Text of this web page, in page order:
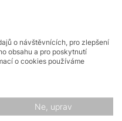
díky prodyšným a
kapsy.
o návštěvnících, pro zlepšení
obsahu a pro poskytnutí
o cookies používáme
Ne, uprav